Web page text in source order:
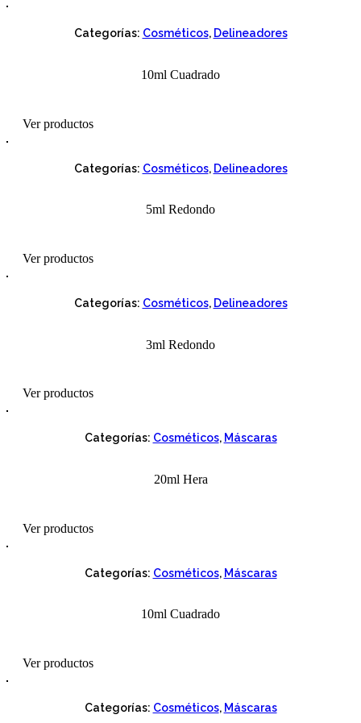
Categorías: Cosméticos, Delineadores
10ml Cuadrado
Ver productos
Categorías: Cosméticos, Delineadores
5ml Redondo
Ver productos
Categorías: Cosméticos, Delineadores
3ml Redondo
Ver productos
Categorías: Cosméticos, Máscaras
20ml Hera
Ver productos
Categorías: Cosméticos, Máscaras
10ml Cuadrado
Ver productos
Categorías: Cosméticos, Máscaras